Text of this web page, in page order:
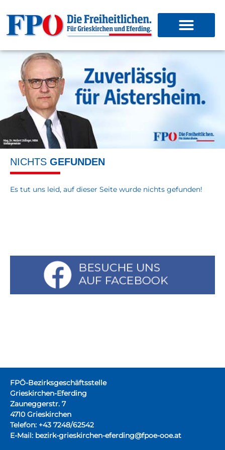
NICHTS GEFUNDEN
Es tut uns leid, auf dieser Seite wurde nichts gefunden!
FPÖ-Bezirksgeschäftsstelle
Grieskirchen-Eferding
Zauneggerstr. 7
4710 Grieskirchen
Telefon: +43 7248/62542
E-Mail: bezirk-grieskirchen-eferding@fpoe-ooe.at